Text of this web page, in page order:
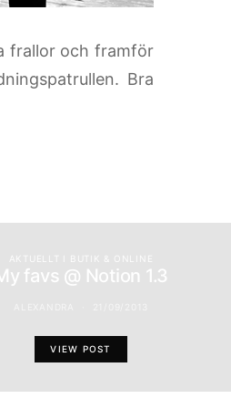
frallor och framför
Bra
AKTUELLT I BUTIK & ONLINE
favs @ Notion 1.3
VIEW POST